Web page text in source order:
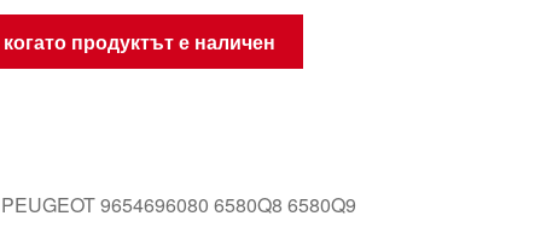
продуктът е наличен
9654696080 6580Q8 6580Q9